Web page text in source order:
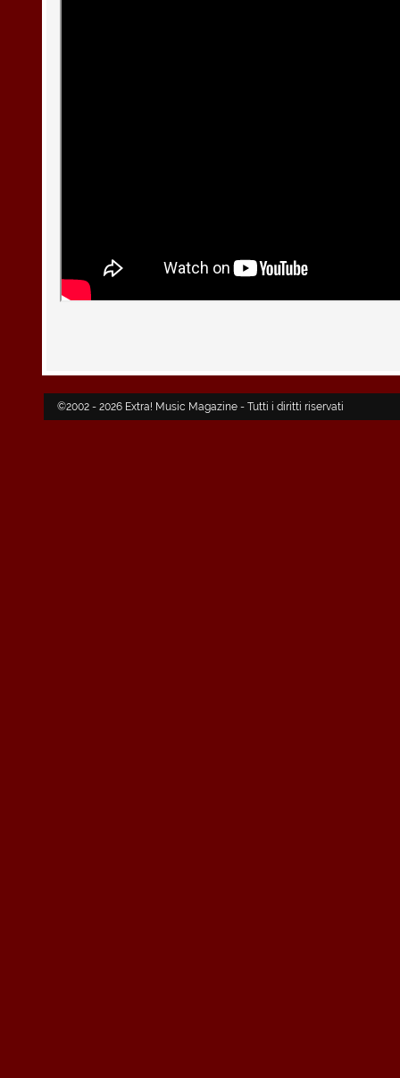
©2002 - 2026 Extra! Music Magazine - Tutti i diritti riservati